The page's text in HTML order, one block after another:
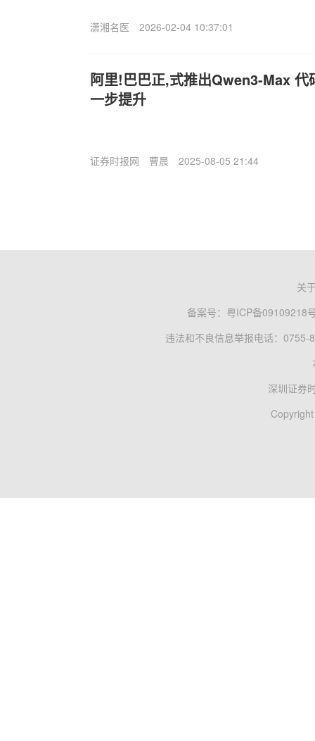
潇湘名医 2026-02-04 10:37:01
阿里!巴巴正,式推出Qwen3-Max 代
一步提升
证券时报网 曹晨 2025-08-05 21:44
关
备案号： 粤ICP备09109218
违法和不良信息举报电话：0755-
深圳证券